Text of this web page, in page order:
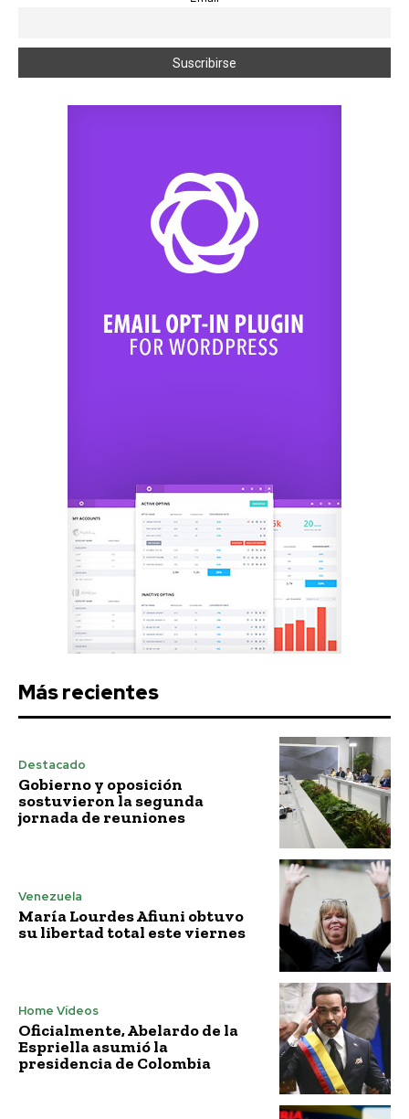
Más recientes
Destacado
Gobierno y oposición
sostuvieron la segunda
jornada de reuniones
Venezuela
María Lourdes Afiuni obtuvo
su libertad total este viernes
Home Vídeos
Oficialmente, Abelardo de la
Espriella asumió la
presidencia de Colombia